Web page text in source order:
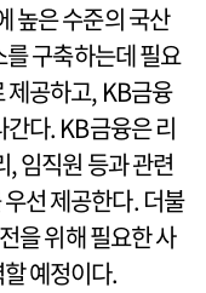
높은 수준의 국산
구축하는데 필요
제공하고, KB금융
간다. KB금융은 리
, 임직원 등과 관련
선 제공한다. 더불
을 위해 필요한 사
예정이다.